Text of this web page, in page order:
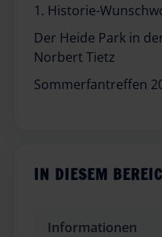
1. Historie-
Der Heide Park in
Norbert Tietz
Sommerfantreffen
IN DIESEM
Informationen